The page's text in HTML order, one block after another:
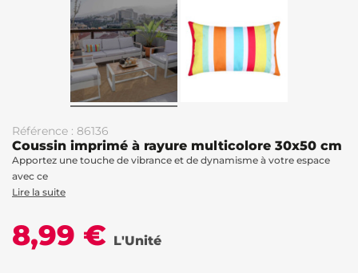
Référence : 86136
Coussin imprimé à rayure multicolore 30x50 cm
Apportez une touche de vibrance et de dynamisme à votre espace
avec ce
Lire la suite
8,99 € L'Unité